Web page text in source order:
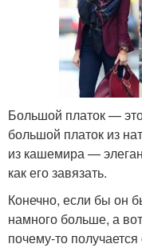
Большой платок —
большой платок из
из кашемира —
как его завязать.
Конечно, если бы он
намного больше, а
почему-то